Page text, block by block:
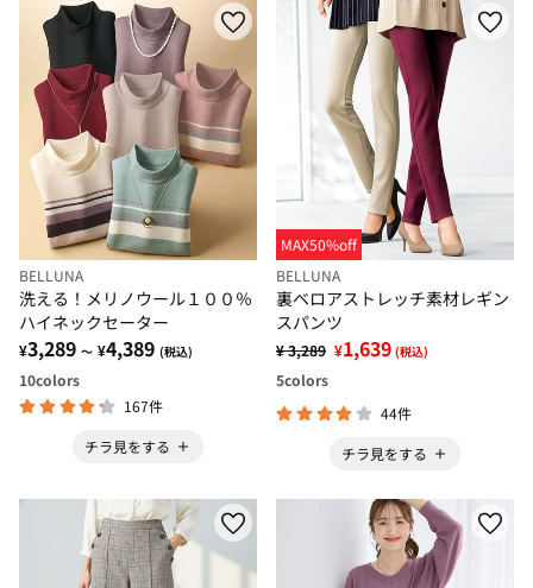
BELLUNA
洗える！メリノウール１００％
ハイネックセーター
¥3,289 ～ ¥4,389 (税込)
10colors
167件
チラ見をする
MAX50%off
BELLUNA
裏ベロアストレッチ素材レギン
スパンツ
¥ 3,289 ¥1,639 (税込)
5colors
44件
チラ見をする